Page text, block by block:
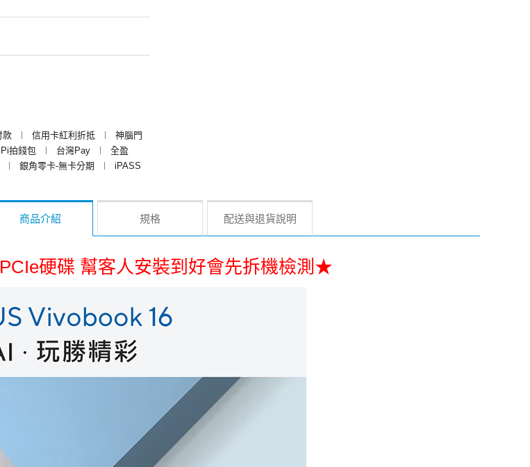
款 ︱ 信用卡紅利折抵 ︱
神腦門
Pi拍錢包 ︱ 台灣Pay ︱
全盈
︱ 銀角零卡-無卡分期 ︱
iPASS
商品介紹 規格 配送與退貨說明
硬碟 幫客人安裝到好會先拆機檢測★